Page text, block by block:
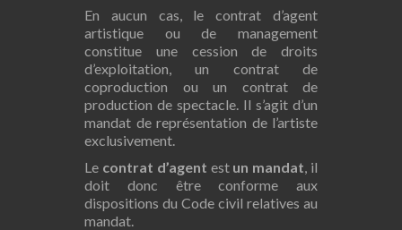
En aucun cas, le contrat d’agent
artistique ou de management
constitue une cession de droits
d’exploitation, un contrat de
coproduction ou un contrat de
production de spectacle. Il s’agit d’un
mandat de représentation de l’artiste
exclusivement.
Le contrat d’agent est un mandat, il
doit donc être conforme aux
dispositions du Code civil relatives au
mandat.